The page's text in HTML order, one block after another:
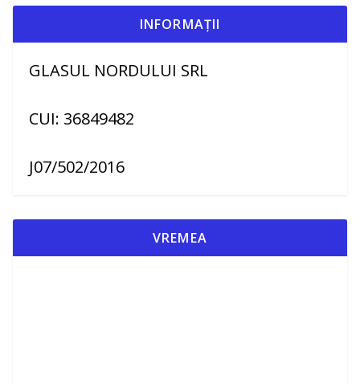
INFORMAȚII
GLASUL NORDULUI SRL
CUI: 36849482
J07/502/2016
VREMEA